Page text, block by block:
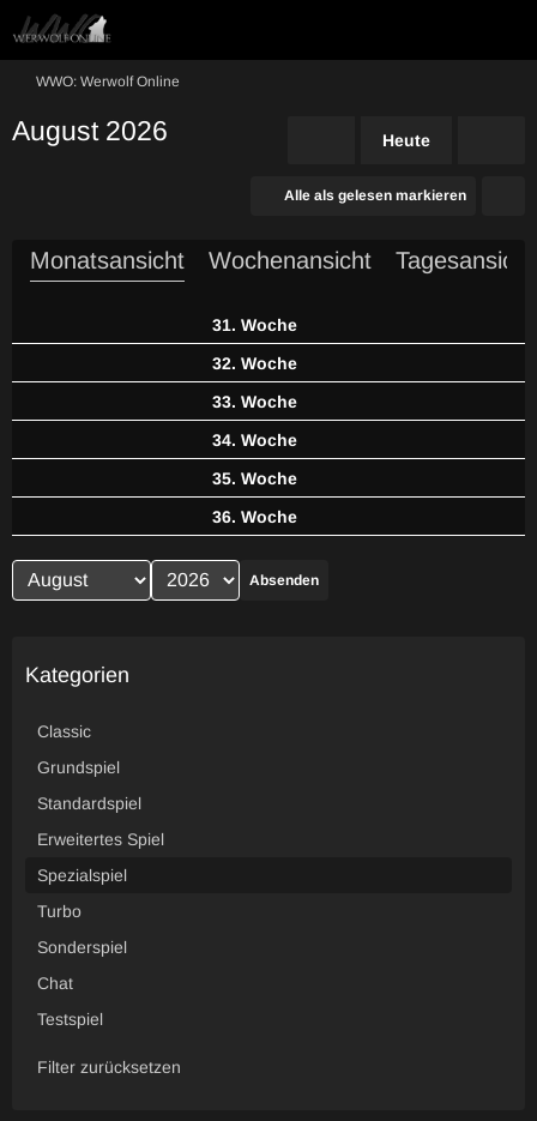
WWO: Werwolf Online
August 2026 Heute
Alle als gelesen markieren
Monatsansicht Wochenansicht Tagesansicht
31. Woche
32. Woche
33. Woche
34. Woche
35. Woche
36. Woche
Absenden
Kategorien
Classic
Grundspiel
Standardspiel
Erweitertes Spiel
Spezialspiel
Turbo
Sonderspiel
Chat
Testspiel
Filter zurücksetzen